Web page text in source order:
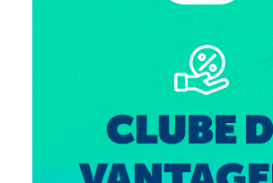
Agenda do presidente
Eleições
Fiscalização